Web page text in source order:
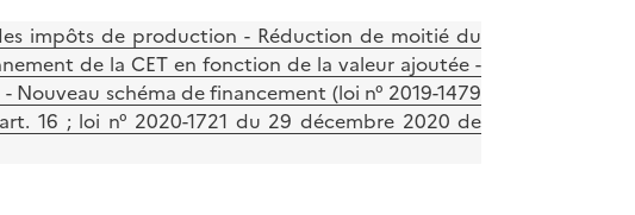
impôts de production - Réduction de moitié du
de la CET en fonction de la valeur ajoutée -
Nouveau schéma de financement (loi n° 2019-1479
16 ; loi n° 2020-1721 du 29 décembre 2020 de